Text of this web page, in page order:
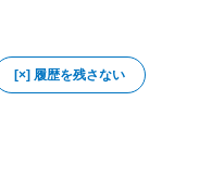
[×] 履歴を残さない